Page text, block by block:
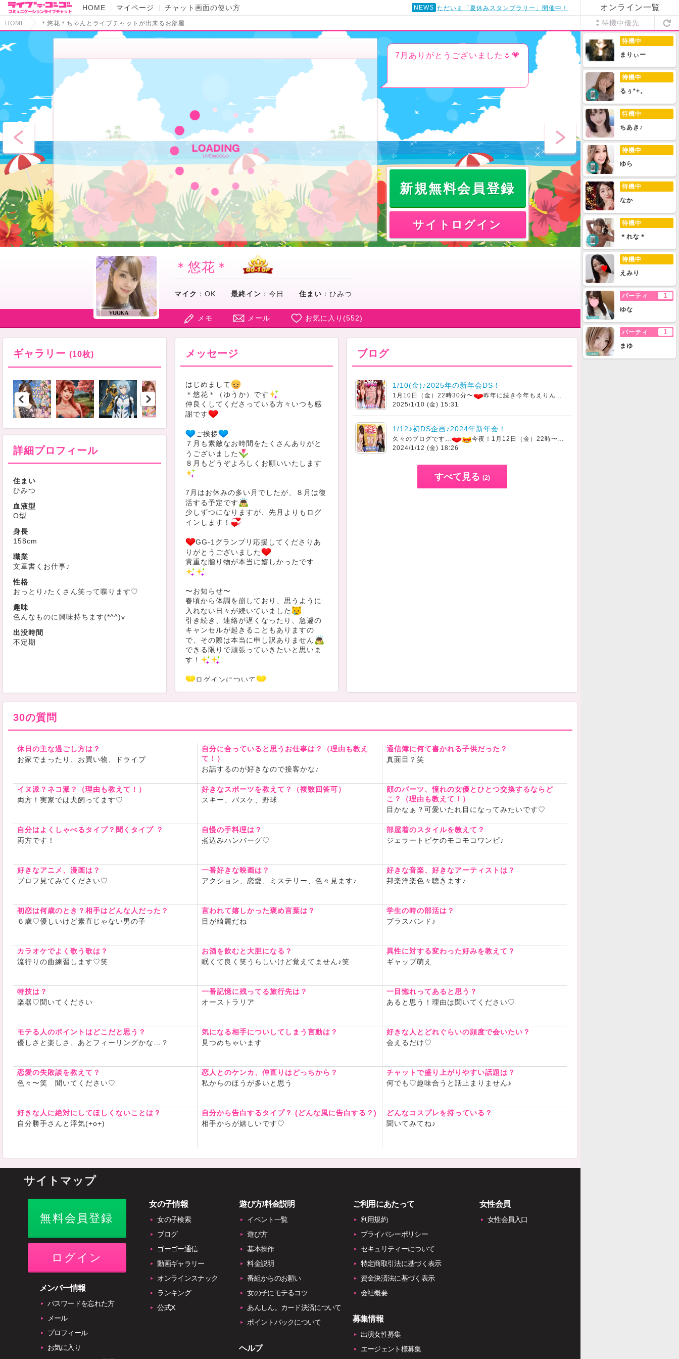
HOME マイページ チャット画面の使い方 NEWS ただいま「夏休みスタンプラリー」開催中！
HOME ＊悠花＊ちゃんとライブチャットが出来るお部屋
7月ありがとうございました🌷💗
新規無料会員登録
サイトログイン
＊悠花＊
マイク ： OK 最終イン ： 今日 住まい ： ひみつ
メモ メール お気に入り(552)
ギャラリー (10枚)
詳細プロフィール
住まい
ひみつ
血液型
O型
身長
158cm
職業
文章書くお仕事♪
性格
おっとり♪たくさん笑って喋ります♡
趣味
色んなものに興味持ちます(*^^)v
出没時間
不定期
メッセージ
はじめまして
＊悠花＊（ゆうか）です
仲良くしてくださっている方々いつも感
謝です
ご挨拶
７月も素敵なお時間をたくさんありがと
うございました
８月もどうぞよろしくお願いいたします
7月はお休みの多い月でしたが、８月は復
活する予定です
少しずつになりますが、先月よりもログ
インします！
GG-1グランプリ応援してくださりあ
りがとうございました
貴重な贈り物が本当に嬉しかったです…
〜お知らせ〜
春頃から体調を崩しており、思うように
入れない日々が続いていました
引き続き、連絡が遅くなったり、急遽の
キャンセルが起きることもありますの
で、その際は本当に申し訳ありません
できる限りで頑張っていきたいと思いま
す！
ログインについて
気軽にお待ちしていますね
週末は月に3回ほどのペースでパーティー
をさせていただいています
フォローお待ちしてます
https://twitter.com/yuukayu55
みにお待ちしています〜
ブログ
1/10(金)♪2025年の新年会DS！
1月10日（金）22時30分〜 昨年に続き今年もえりんぎちゃんと
2025/1/10 (金) 15:31
1/12♪初DS企画♪2024年新年会！
久々のブログです… 今夜！1月12日（金）22時〜
2024/1/12 (金) 18:26
すべて見る (2)
30の質問
休日の主な過ごし方は？
お家でまったり、お買い物、ドライブ
自分に合っていると思うお仕事は？（理由も教え
て！）
お話するのが好きなので接客かな♪
通信簿に何て書かれる子供だった？
真面目？笑
イヌ派？ネコ派？（理由も教えて！）
両方！実家では犬飼ってます♡
好きなスポーツを教えて？（複数回答可）
スキー、バスケ、野球
顔のパーツ、憧れの女優とひとつ交換するならど
こ？（理由も教えて！）
目かなぁ？可愛いたれ目になってみたいです♡
自分はよくしゃべるタイプ？聞くタイプ ？
両方です！
自慢の手料理は？
煮込みハンバーグ♡
部屋着のスタイルを教えて？
ジェラートピケのモコモコワンピ♪
好きなアニメ、漫画は？
プロフ見てみてください♡
一番好きな映画は？
アクション、恋愛、ミステリー、色々見ます♪
好きな音楽、好きなアーティストは？
邦楽洋楽色々聴きます♪
初恋は何歳のとき？相手はどんな人だった？
６歳♡優しいけど素直じゃない男の子
言われて嬉しかった褒め言葉は？
目が綺麗だね
学生の時の部活は？
ブラスバンド♪
カラオケでよく歌う歌は？
流行りの曲練習します♡笑
お酒を飲むと大胆になる？
眠くて良く笑うらしいけど覚えてません♪笑
異性に対する変わった好みを教えて？
ギャップ萌え
特技は？
楽器♡聞いてください
一番記憶に残ってる旅行先は？
オーストラリア
一目惚れってあると思う？
あると思う！理由は聞いてください♡
モテる人のポイントはどこだと思う？
優しさと楽しさ、あとフィーリングかな…？
気になる相手についしてしまう言動は？
見つめちゃいます
好きな人とどれぐらいの頻度で会いたい？
会えるだけ♡
恋愛の失敗談を教えて？
色々〜笑 聞いてください♡
恋人とのケンカ、仲直りはどっちから？
私からのほうが多いと思う
チャットで盛り上がりやすい話題は？
何でも♡趣味合うと話止まりません♪
好きな人に絶対にしてほしくないことは？
自分勝手さんと浮気(+o+)
自分から告白するタイプ？ (どんな風に告白する？)
相手からが嬉しいです♡
どんなコスプレを持っている？
聞いてみてね♪
サイトマップ
無料会員登録
ログイン
メンバー情報
パスワードを忘れた方
メール
プロフィール
お気に入り
女の子情報
女の子検索
ブログ
ゴーゴー通信
動画ギャラリー
オンラインスナック
ランキング
公式X
遊び方/料金説明
イベント一覧
遊び方
基本操作
料金説明
番組からのお願い
女の子にモテるコツ
あんしん。カード決済について
ポイントバックについて
ヘルプ
ご利用にあたって
利用規約
プライバシーポリシー
セキュリティーについて
特定商取引法に基づく表示
資金決済法に基づく表示
会社概要
募集情報
出演女性募集
エージェント様募集
女性会員
女性会員入口
オンライン一覧
待機中優先
待機中
まりぃー
待機中
るぅ*+。
待機中
ちあき♪
待機中
ゆら
待機中
なか
待機中
＊れな＊
待機中
えみり
パーティ 1
ゆな
パーティ 1
まゆ